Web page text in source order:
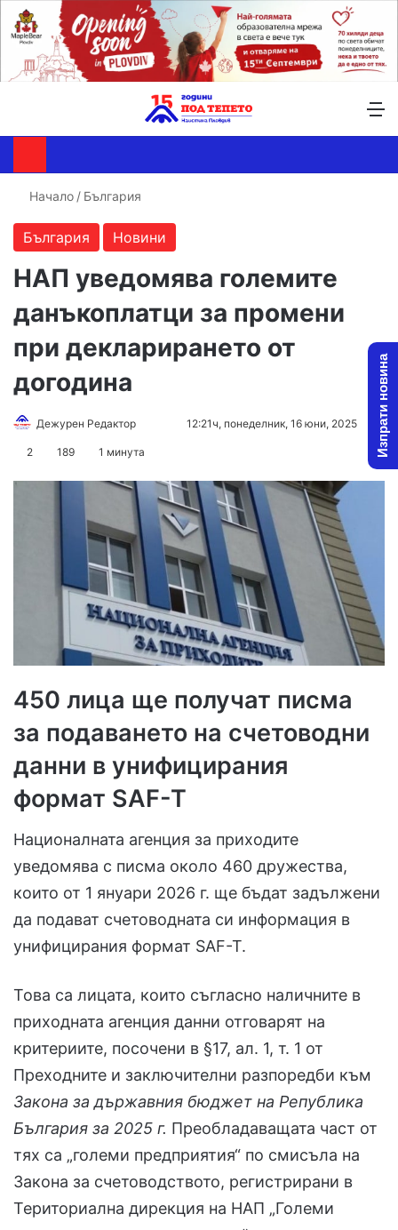
Начало / България
България Новини
НАП уведомява големите
данъкоплатци за промени
при декларирането от
догодина
Дежурен Редактор
Send12:21ч, понеделник, 16 юни, 2025
2 189 1 минута
450 лица ще получат писма
за подаването на счетоводни
данни в унифицирания
формат SAF-T
Националната агенция за приходите
уведомява с писма около 460 дружества,
които от 1 януари 2026 г. ще бъдат задължени
да подават счетоводната си информация в
унифицирания формат SAF-T.
Това са лицата, които съгласно наличните в
приходната агенция данни отговарят на
критериите, посочени в §17, ал. 1, т. 1 от
Преходните и заключителни разпоредби към
Закона за държавния бюджет на Република
България за 2025 г. Преобладаващата част от
тях са „големи предприятия“ по смисъла на
Закона за счетоводството, регистрирани в
Териториална дирекция на НАП „Големи
Изпрати новина